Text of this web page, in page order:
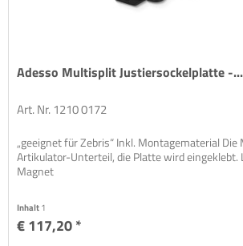
Adesso Multisplit Justiersockelplatte -...
Art. Nr. 1210 0172
„geeignet für Zebris“ Inkl. Montagematerial
Artikulator-Unterteil, die Platte wird eingeklebt.
Magnet
Inhalt1
€ 117,20 *